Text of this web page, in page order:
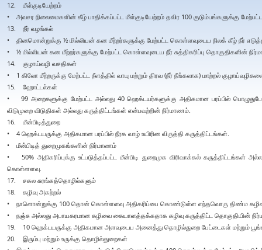
12. மீள்குடியேற்றம்
• அவசர நிலைமைகளின் கீழ் பாதிக்கப்பட்ட மீள்குடியேற்றம் தவிர 100 குடும்பங்களுக்கு
13. நீர் வழங்கல்
• தினமொன்றுக்கு ½ மில்லியன் கன மீற்றர்களுக்கு மேற்பட்ட கொள்ளவுடைய நிலக் கீழ் நீர்
• ½ மில்லியன் கன மீற்றர்களுக்கு மேற்பட்ட கொள்ளவுடைய நீர் சுத்திகரிப்பு தொகுதிகளின்
14. குழாய்வழி வசதிகள்
• 1 கிலோ மீற்றருக்கு மேற்பட்ட நீளத்தில் வாயு மற்றும் திரவ (நீர் நீங்கலாக) மாற்றல்
15. ஹோட்டல்கள்
• 99 அறைகளுக்கு மேற்பட்ட அல்லது 40 ஹெக்டயர்களுக்கு அதிகமான பரப்பில்
விடுமுறை விடுதிகள் அல்லது கருத்திட்டங்கள் என்பவற்றின் நிர்மாணம்.
16. மீன்பிடித்துறை
• 4 ஹெக்டயருக்கு அதிகமான பரப்பில் நீரக வாழ் உயிரின விருத்தி கருத்திட்டங்கள்.
• மீன்பிடித் துறைமுகங்களின் நிர்மாணம்
• 50% அதிகரிப்புக்கு உட்படுத்தப்பட்ட மீன்பிடி துறைமுக விரிவாக்கல்
கொள்ளளவு.
17. சகல சுரங்கத்தொழில்களும்
18. கழிவு அகற்றல்
• நாளொன்றுக்கு 100 தொன் கொள்ளளவு அதிகரிப்பை கொண்டுள்ள எந்தவொரு திண்ம
• நஞ்சு அல்லது அபாயகரமான கழிவை கையாளத்தக்கதாக கழிவு கருத்திட்ட தொகுதியின்
19. 10 ஹெக்டயருக்கு அதிகமான அளவுடைய அனைத்து தொழில்துறை பேட்டைகள் மற்றும்
20. இரும்பு மற்றும் உருக்கு தொழில்துறைகள்